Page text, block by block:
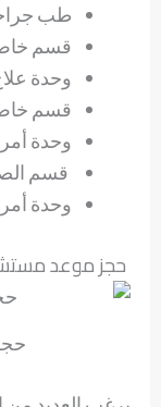
طب
قسم
وحدة
قسم خاص
وحدة
قسم
وحدة
حجز موعد